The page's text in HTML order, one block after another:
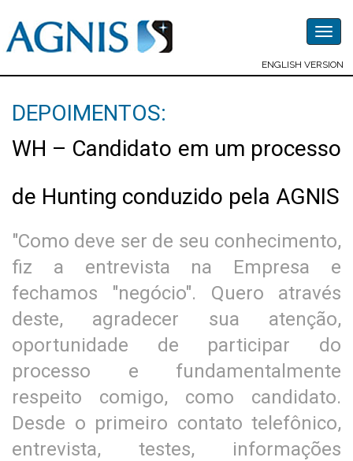
ENGLISH VERSION
DEPOIMENTOS:
WH – Candidato em um processo
de Hunting conduzido pela AGNIS
"Como deve ser de seu conhecimento,
fiz a entrevista na Empresa e
fechamos "negócio". Quero através
deste, agradecer sua atenção,
oportunidade de participar do
processo e fundamentalmente
respeito comigo, como candidato.
Desde o primeiro contato telefônico,
entrevista, testes, informações